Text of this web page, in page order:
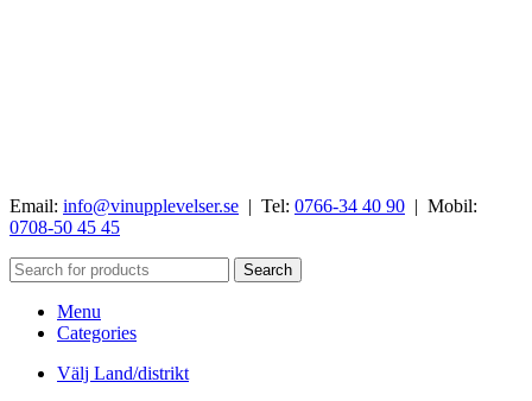
Email: info@vinupplevelser.se | Tel: 0766-34 40 90 | Mobil:
0708-50 45 45
Search
Menu
Categories
Välj Land/distrikt